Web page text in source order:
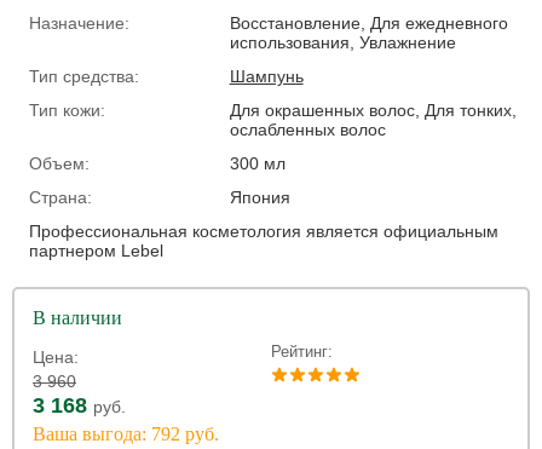
Назначение:
Восстановление, Для ежедневного
использования, Увлажнение
Тип средства:
Шампунь
Тип кожи:
Для окрашенных волос, Для тонких,
ослабленных волос
Объем:
300 мл
Страна:
Япония
Профессиональная косметология является официальным
партнером Lebel
В наличии
Цена:
3 960
3 168 руб.
Рейтинг:
Ваша выгода: 792 руб.